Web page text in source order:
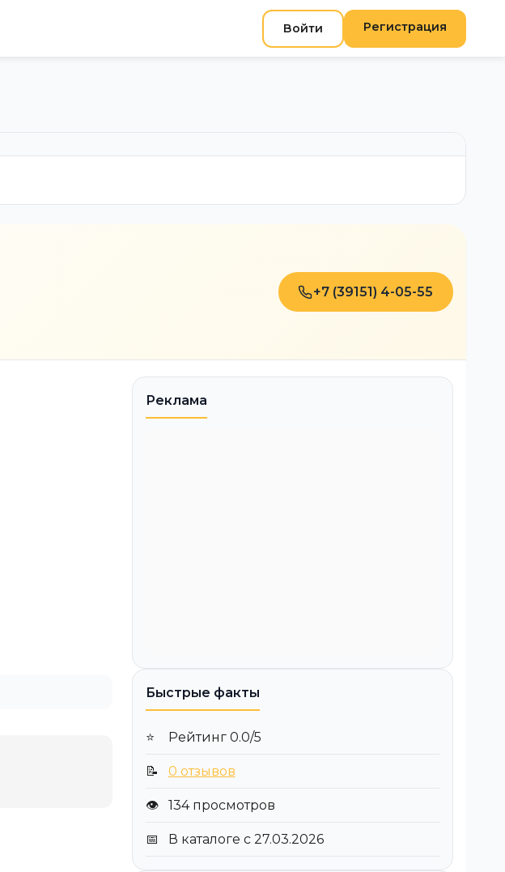
Войти Регистрация
+7 (39151) 4-05-55
Реклама
Быстрые факты
⭐ Рейтинг 0.0/5
📝 0 отзывов
👁️ 134 просмотров
📅 В каталоге с 27.03.2026